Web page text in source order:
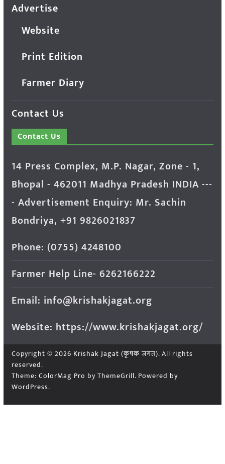
Advertise
Website
Print Edition
Farmer Diary
Contact Us
Contact Us
14 Press Complex, M.P. Nagar, Zone - 1,
Bhopal - 462011 Madhya Pradesh INDIA ---
- Advertisement Enquiry: Mr. Sachin
Bondriya, +91 9826021837
Phone: (0755) 4248100
Farmer Help Line- 6262166222
Email: info@krishakjagat.org
Website: https://www.krishakjagat.org/
Copyright © 2026 Krishak Jagat (कृषक जगत). All rights
reserved.
Theme: ColorMag Pro by ThemeGrill. Powered by
WordPress.